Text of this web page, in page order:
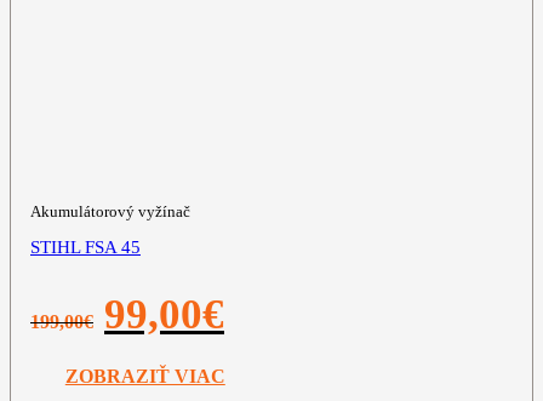
Akumulátorový vyžínač
STIHL FSA 45
199,00€
Pôvodná
cena
199,00€.
99,00€
ZOBRAZIŤ VIAC